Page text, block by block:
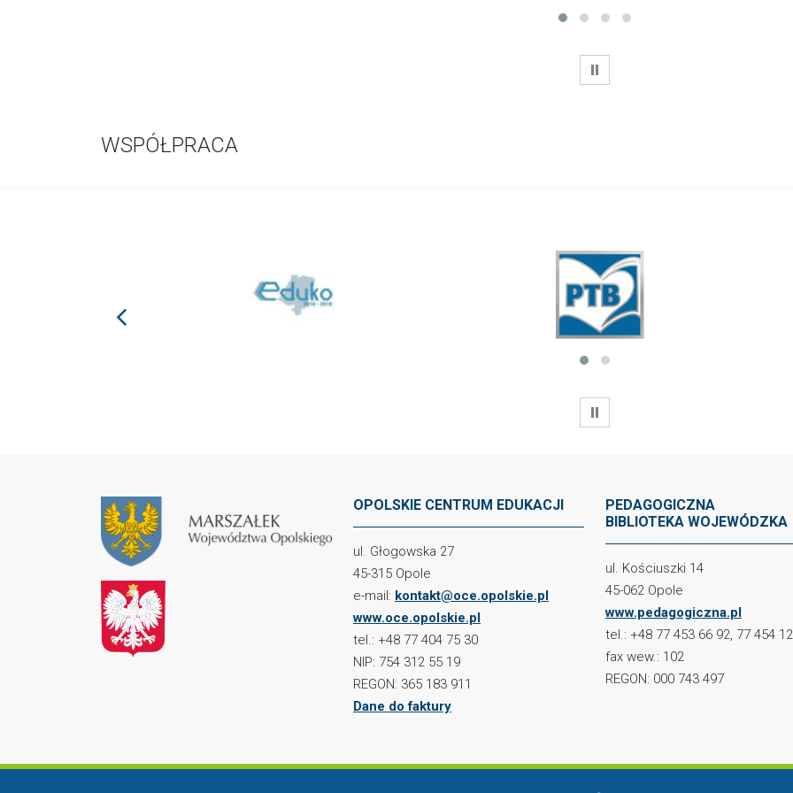
WSTRZYMAJ
WSPÓŁPRACA
prev
WSTRZYMAJ
OPOLSKIE CENTRUM EDUKACJI
ul. Głogowska 27
45-315 Opole
e-mail: kontakt@oce.opolskie.pl
www.oce.opolskie.pl
tel.: +48 77 404 75 30
NIP: 754 312 55 19
REGON: 365 183 911
Dane do faktury
PEDAGOGICZNA
BIBLIOTEKA WOJEWÓDZKA
ul. Kościuszki 14
45-062 Opole
www.pedagogiczna.pl
tel.: +48 77 453 66 92, 77 454
fax wew.: 102
REGON: 000 743 497